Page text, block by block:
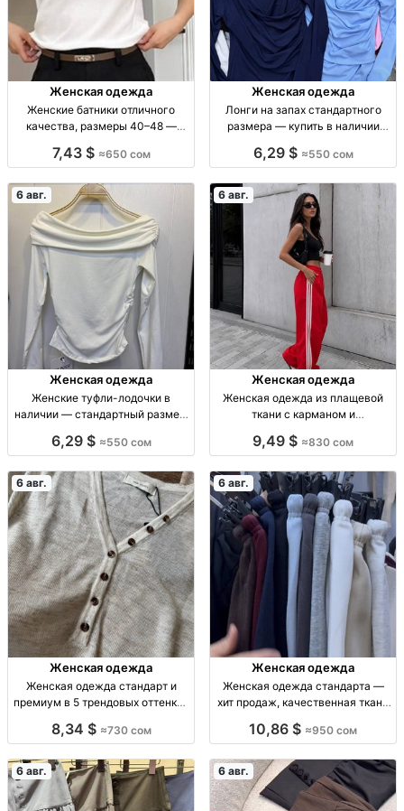
Женская одежда
Женские батники отличного
качества, размеры 40–48 —
батники, р-р 40–48, отличное
7,43 $ ≈650 сом
Женская одежда
Лонги на запах стандартного
размера — купить в наличии
наличии.
6,29 $ ≈550 сом
6 авг.
Женская одежда
Женские туфли-лодочки в
наличии — стандартный размер,
стандарт, в наличии.
6,29 $ ≈550 сом
6 авг.
Женская одежда
Женская одежда из плащевой
ткани с карманом и
2027 Жен. одежда, плащевая
стандарт, тренд 2026–2027
9,49 $ ≈830 сом
6 авг.
Женская одежда
Женская одежда стандарт и
премиум в 5 трендовых оттенках
стандарт/премиум, 5 тренд.
8,34 $ ≈730 сом
6 авг.
Женская одежда
Женская одежда стандарта —
хит продаж, качественная ткань
высокого качества, хит продаж.
10,86 $ ≈950 сом
6 авг. 6 авг.